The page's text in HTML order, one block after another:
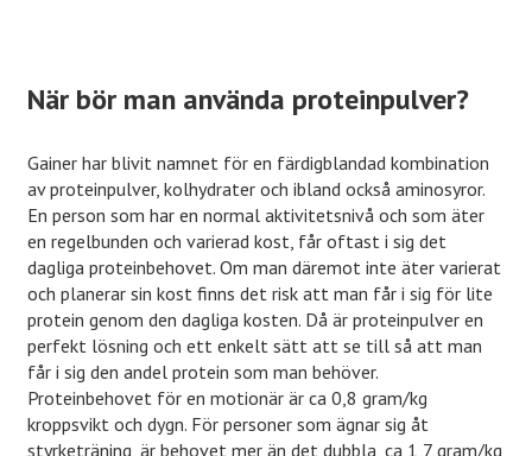
När bör man använda proteinpulver?
Gainer har blivit namnet för en färdigblandad kombination
av proteinpulver, kolhydrater och ibland också aminosyror.
En person som har en normal aktivitetsnivå och som äter
en regelbunden och varierad kost, får oftast i sig det
dagliga proteinbehovet. Om man däremot inte äter varierat
och planerar sin kost finns det risk att man får i sig för lite
protein genom den dagliga kosten. Då är proteinpulver en
perfekt lösning och ett enkelt sätt att se till så att man
får i sig den andel protein som man behöver.
Proteinbehovet för en motionär är ca 0,8 gram/kg
kroppsvikt och dygn. För personer som ägnar sig åt
styrketräning, är behovet mer än det dubbla, ca 1,7 gram/kg